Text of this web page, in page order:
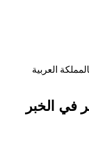
في الخبر